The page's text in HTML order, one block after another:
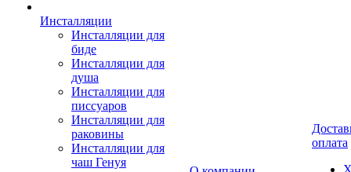
Инсталляции
Инсталляции для
биде
Инсталляции для
душа
Инсталляции для
писсуаров
Инсталляции для
раковины
Инсталляции для
чаш Генуя
оплата